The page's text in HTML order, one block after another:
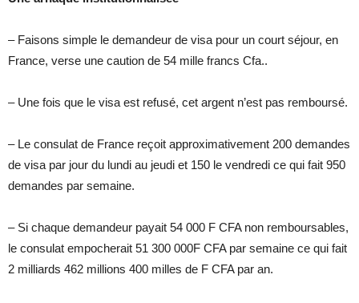
– Faisons simple le demandeur de visa pour un court séjour, en
France, verse une caution de 54 mille francs Cfa..
– Une fois que le visa est refusé, cet argent n’est pas remboursé.
– Le consulat de France reçoit approximativement 200 demandes
de visa par jour du lundi au jeudi et 150 le vendredi ce qui fait 950
demandes par semaine.
– Si chaque demandeur payait 54 000 F CFA non remboursables,
le consulat empocherait 51 300 000F CFA par semaine ce qui fait
2 milliards 462 millions 400 milles de F CFA par an.